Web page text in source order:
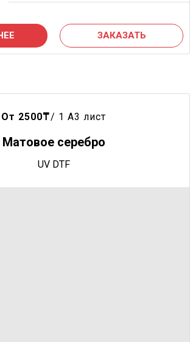
ЗАКАЗАТЬ
От 2500₸/ 1 A3 лист
Матовое серебро
UV DTF